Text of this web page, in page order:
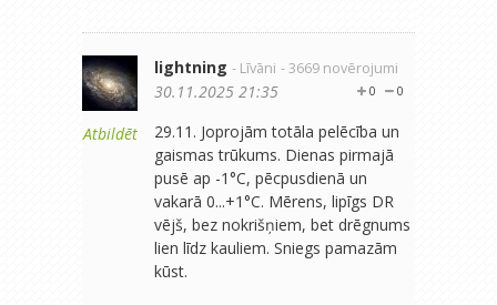
Atbildēt
lightning - Līvāni - 3669 novērojumi
0
0
30.11.2025 21:35
29.11. Joprojām totāla pelēcība un
gaismas trūkums. Dienas pirmajā
pusē ap -1°C, pēcpusdienā un
vakarā 0...+1°C. Mērens, lipīgs DR
vējš, bez nokrišņiem, bet drēgnums
lien līdz kauliem. Sniegs pamazām
kūst.